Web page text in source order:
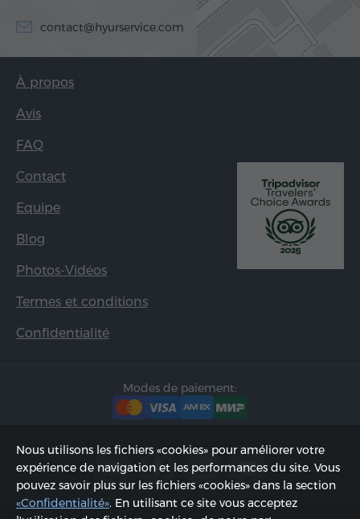
contact@hyurservice.com
À propos
Avis
FAQ
Contact
Equipe
Blog
Photos-Vidéos
Termes et conditions
Confidentialité
Modes de paiement:
Nous utilisons les fichiers «cookies» pour améliorer votre
expérience de navigation et les performances du site. Vous
pouvez savoir plus sur les fichiers «cookies» dans la section
«Confidentialité». En utilisant ce site vous acceptez